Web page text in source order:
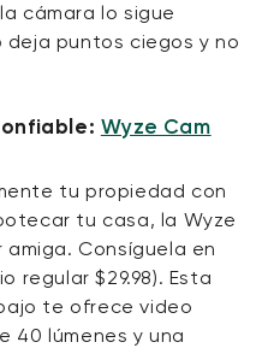
cámara lo sigue
deja puntos ciegos y no
Wyze Cam
tu propiedad con
tu casa, la Wyze
Consíguela en
regular $29.98). Esta
te ofrece video
40 lúmenes y una